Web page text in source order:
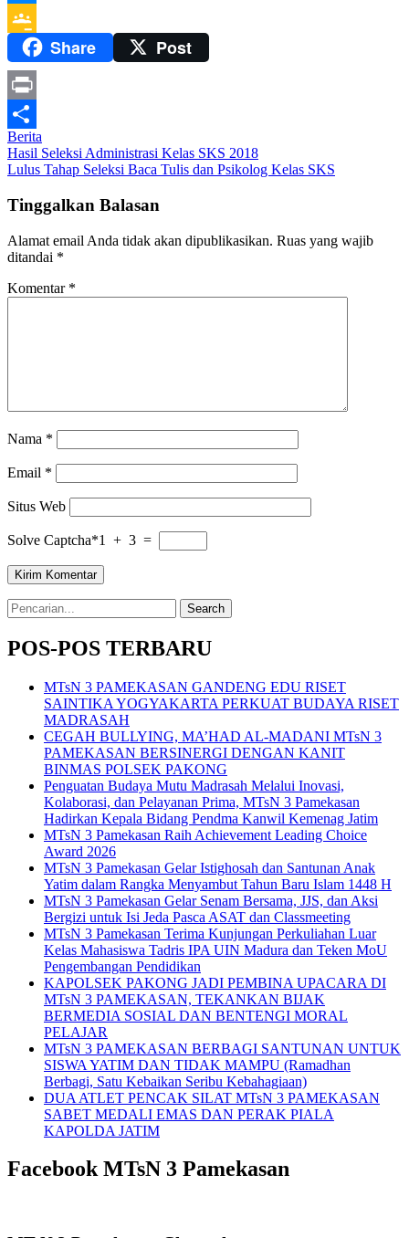
Messenger
Google
Classroom
Share Post
Print
Share
Berita
Navigasi
pos
Hasil Seleksi Administrasi Kelas SKS 2018
Lulus Tahap Seleksi Baca Tulis dan Psikolog Kelas SKS
Tinggalkan Balasan
Alamat email Anda tidak akan dipublikasikan. Ruas yang wajib
ditandai *
Komentar *
Nama *
Email *
Situs Web
Solve Captcha*1 + 3 =
Search
for:
POS-POS TERBARU
MTsN 3 PAMEKASAN GANDENG EDU RISET
SAINTIKA YOGYAKARTA PERKUAT BUDAYA RISET
MADRASAH
CEGAH BULLYING, MA’HAD AL-MADANI MTsN 3
PAMEKASAN BERSINERGI DENGAN KANIT
BINMAS POLSEK PAKONG
Penguatan Budaya Mutu Madrasah Melalui Inovasi,
Kolaborasi, dan Pelayanan Prima, MTsN 3 Pamekasan
Hadirkan Kepala Bidang Pendma Kanwil Kemenag Jatim
MTsN 3 Pamekasan Raih Achievement Leading Choice
Award 2026
MTsN 3 Pamekasan Gelar Istighosah dan Santunan Anak
Yatim dalam Rangka Menyambut Tahun Baru Islam 1448 H
MTsN 3 Pamekasan Gelar Senam Bersama, JJS, dan Aksi
Bergizi untuk Isi Jeda Pasca ASAT dan Classmeeting
MTsN 3 Pamekasan Terima Kunjungan Perkuliahan Luar
Kelas Mahasiswa Tadris IPA UIN Madura dan Teken MoU
Pengembangan Pendidikan
KAPOLSEK PAKONG JADI PEMBINA UPACARA DI
MTsN 3 PAMEKASAN, TEKANKAN BIJAK
BERMEDIA SOSIAL DAN BENTENGI MORAL
PELAJAR
MTsN 3 PAMEKASAN BERBAGI SANTUNAN UNTUK
SISWA YATIM DAN TIDAK MAMPU (Ramadhan
Berbagi, Satu Kebaikan Seribu Kebahagiaan)
DUA ATLET PENCAK SILAT MTsN 3 PAMEKASAN
SABET MEDALI EMAS DAN PERAK PIALA
KAPOLDA JATIM
Facebook MTsN 3 Pamekasan